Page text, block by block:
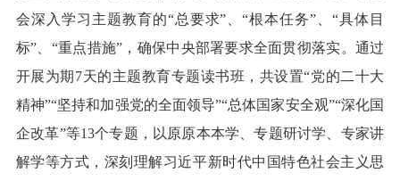
会深入学习主题教育的“总要求”、“根本任务”、“具体目
标”、“重点措施”，确保中央部署要求全面贯彻落实。通过
开展为期7天的主题教育专题读书班，共设置“党的二十大
精神”“坚持和加强党的全面领导”“总体国家安全观”“深化国
企改革”等13个专题，以原原本本学、专题研讨学、专家讲
解学等方式，深刻理解习近平新时代中国特色社会主义思